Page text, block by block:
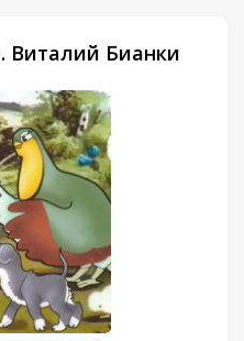
Виталий Бианки